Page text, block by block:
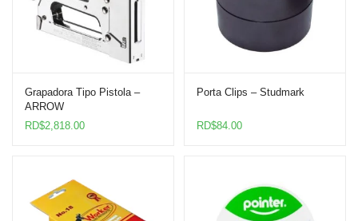
Grapadora Tipo Pistola –
ARROW
RD$2,818.00
Porta Clips – Studmark
RD$84.00